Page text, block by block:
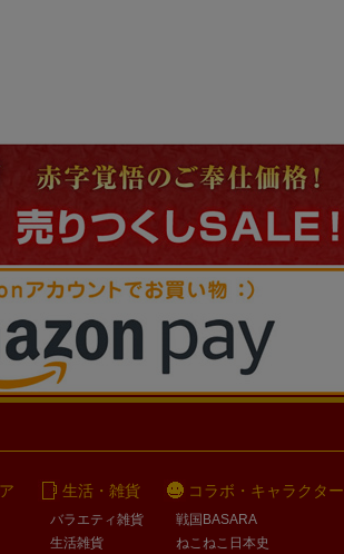
生活・雑貨
バラエティ雑貨
生活雑貨
コラボ・キャラクター
戦国BASARA
ねこねこ日本史